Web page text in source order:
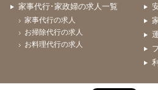
家事代行･家政婦の求人一覧
家事代行の求人
お掃除代行の求人
お料理代行の求人